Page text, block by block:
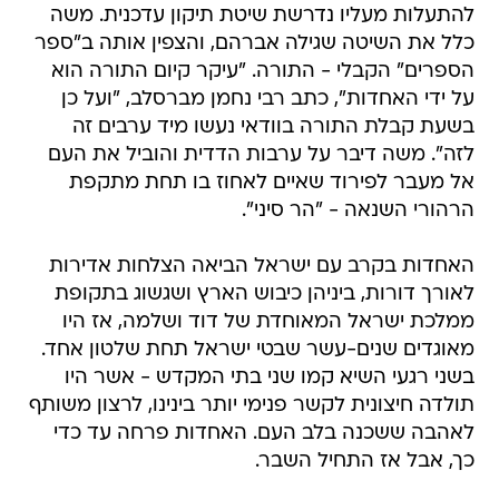
להתעלות מעליו נדרשת שיטת תיקון עדכנית. משה
כלל את השיטה שגילה אברהם, והצפין אותה ב"ספר
הספרים" הקבלי - התורה. "עיקר קיום התורה הוא
על ידי האחדות", כתב רבי נחמן מברסלב, "ועל כן
בשעת קבלת התורה בוודאי נעשו מיד ערבים זה
לזה". משה דיבר על ערבות הדדית והוביל את העם
אל מעבר לפירוד שאיים לאחוז בו תחת מתקפת
הרהורי השנאה - "הר סיני".
האחדות בקרב עם ישראל הביאה הצלחות אדירות
לאורך דורות, ביניהן כיבוש הארץ ושגשוג בתקופת
ממלכת ישראל המאוחדת של דוד ושלמה, אז היו
מאוגדים שנים-עשר שבטי ישראל תחת שלטון אחד.
בשני רגעי השיא קמו שני בתי המקדש - אשר היו
תולדה חיצונית לקשר פנימי יותר בינינו, לרצון משותף
לאהבה ששכנה בלב העם. האחדות פרחה עד כדי
כך, אבל אז התחיל השבר.